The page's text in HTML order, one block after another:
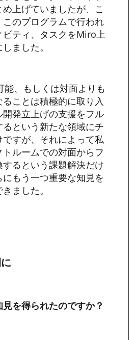
上げていましたが、こ
のプログラムで行われ
ビティ、タスクをMiro上
ました。
、もしくは対面よりも
ことは積極的に取り入
発立上げの支援をフル
るという新たな領域にチ
すが、それによって私
ルームでの対面からフ
るという課題解決だけ
もう一つ重要な知見を
ました。
を得られたのですか？